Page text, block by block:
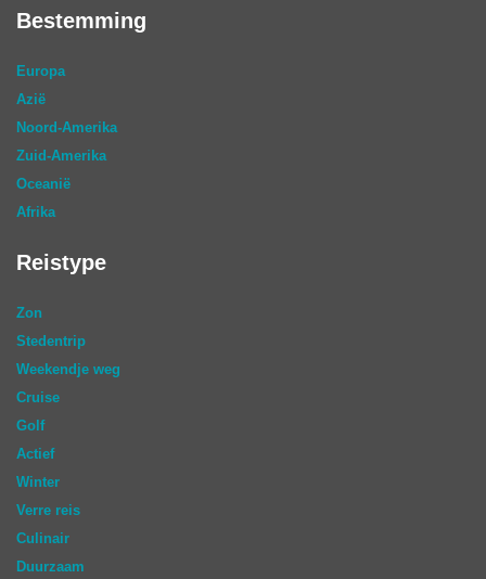
Bestemming
Europa
Azië
Noord-Amerika
Zuid-Amerika
Oceanië
Afrika
Reistype
Zon
Stedentrip
Weekendje weg
Cruise
Golf
Actief
Winter
Verre reis
Culinair
Duurzaam